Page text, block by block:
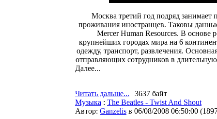
Москва третий год подряд занимает
проживания иностранцев. Таковы
Mercer Human Resources. В основе
крупнейших городах мира на 6
одежду, транспорт, развлечения.
отправляющих сотрудников в
Далее...
Читать дальше... | 3637 байт
Музыка : The Beatles - Twist And Shout
Автор: Ganzelis в 06/08/2008 06:50:00 (